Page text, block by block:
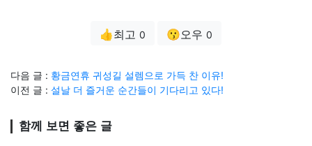
👍최고 0 😗오우 0
다음 글 : 황금연휴 귀성길 설렘으로 가득 찬 이유!
이전 글 : 설날 더 즐거운 순간들이 기다리고 있다!
함께 보면 좋은 글